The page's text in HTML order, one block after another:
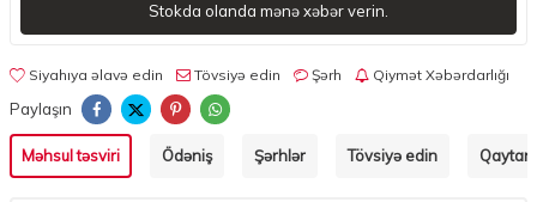
Stokda olanda mənə xəbər verin.
Siyahıya əlavə edin Tövsiyə edin Şərh Qiymət Xəbərdarlığı
Paylaşın
Məhsul təsviri Ödəniş Şərhlər Tövsiyə edin